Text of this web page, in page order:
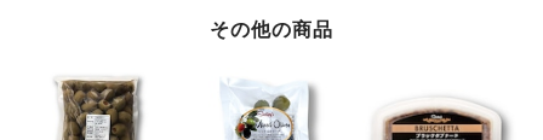
その他の商品